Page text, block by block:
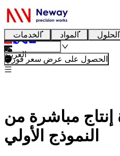
الخدمات المواد الحلول
العربية
الحصول على عرض سعر فوري
مباشرة من
النموذج الأولي